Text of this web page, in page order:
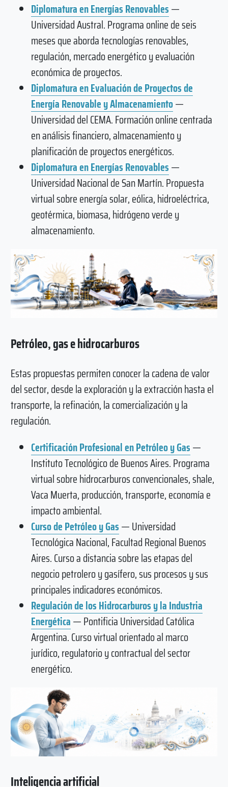
Diplomatura en Energías Renovables—
Universidad Austral. Programa online de seis
meses que aborda tecnologías renovables,
regulación, mercado energético y evaluación
económica de proyectos.
Diplomatura en Evaluación de Proyectos de
Energía Renovable y Almacenamiento—
Universidad del CEMA. Formación online centrada
en análisis financiero, almacenamiento y
planificación de proyectos energéticos.
Diplomatura en Energías Renovables—
Universidad Nacional de San Martín. Propuesta
virtual sobre energía solar, eólica, hidroeléctrica,
geotérmica, biomasa, hidrógeno verde y
almacenamiento.
Petróleo, gas e hidrocarburos
Estas propuestas permiten conocer la cadena de valor
del sector, desde la exploración y la extracción hasta el
transporte, la refinación, la comercialización y la
regulación.
Certificación Profesional en Petróleo y Gas—
Instituto Tecnológico de Buenos Aires. Programa
virtual sobre hidrocarburos convencionales, shale,
Vaca Muerta, producción, transporte, economía e
impacto ambiental.
Curso de Petróleo y Gas— Universidad
Tecnológica Nacional, Facultad Regional Buenos
Aires. Curso a distancia sobre las etapas del
negocio petrolero y gasífero, sus procesos y sus
principales indicadores económicos.
Regulación de los Hidrocarburos y la Industria
Energética— Pontificia Universidad Católica
Argentina. Curso virtual orientado al marco
jurídico, regulatorio y contractual del sector
energético.
Inteligencia artificial